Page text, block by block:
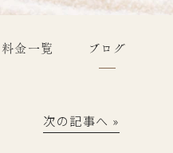
料金一覧 ブログ
次の記事へ »